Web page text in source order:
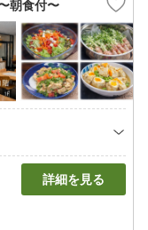
朝食付〜
詳細を見る